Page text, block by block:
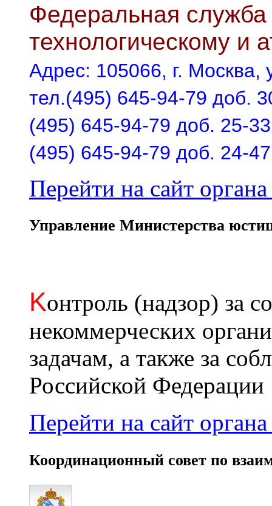
Федеральная служба
технологическому и
Адрес: 105066, г. Москва,
тел.(495) 645-94-79 доб.
(495) 645-94-79 доб. 25-33
(495) 645-94-79 доб. 24-47
Перейти на сайт
Управление Министерства
Kонтроль (надзор) за
некоммерческих
задачам, а также за
Российской Федерации
Перейти на сайт
Координационный совет по